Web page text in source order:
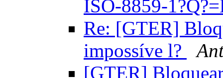
ISO-8859-
Re: [GTER]
impossíve l?
[GTER]